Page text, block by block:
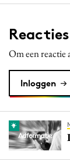
Om een reactie
Inloggen